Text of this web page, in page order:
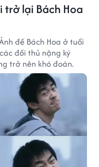
trở lại Bách Hoa
đế Bách Hoa ở tuổi
đối thủ nặng ký
trở nên khó đoán.